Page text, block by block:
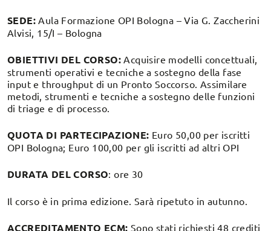
SEDE:Aula Formazione OPI Bologna – Via G. Zaccherini
Alvisi, 15/I – Bologna
OBIETTIVI DEL CORSO:Acquisire modelli concettuali,
strumenti operativi e tecniche a sostegno della fase
input e throughput di un Pronto Soccorso. Assimilare
metodi, strumenti e tecniche a sostegno delle funzioni
di triage e di processo.
QUOTA DI PARTECIPAZIONE: Euro 50,00 per iscritti
OPI Bologna; Euro 100,00 per gli iscritti ad altri OPI
DURATA DEL CORSO: ore 30
Il corso è in prima edizione. Sarà ripetuto in autunno.
ACCREDITAMENTO ECM: Sono stati richiesti 48 crediti